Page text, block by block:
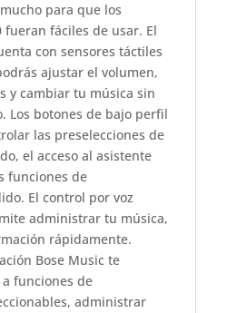
para que los
fueran fáciles de usar. El
con sensores táctiles
ajustar el volumen,
y cambiar tu música sin
Los botones de bajo perfil
las preselecciones de
el acceso al asistente
funciones de
El control por voz
administrar tu música,
rápidamente.
Bose Music te
funciones de
administrar